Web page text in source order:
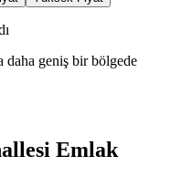
geniş bir bölgede
Emlak